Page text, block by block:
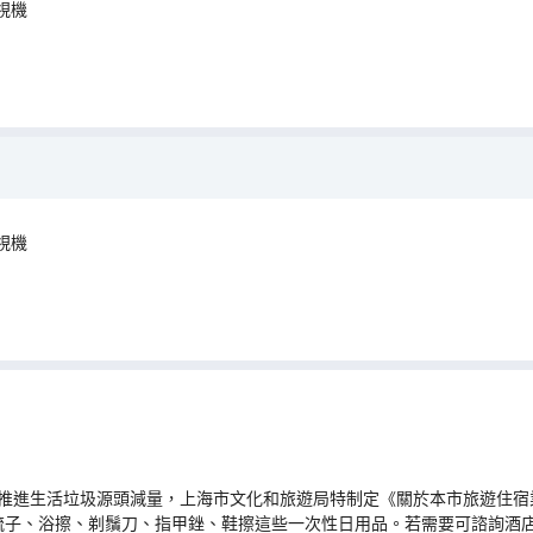
機
機
生活垃圾源頭減量，上海市文化和旅遊局特制定《關於本市旅遊住
、浴擦、剃鬚刀、指甲銼、鞋擦這些一次性日用品。若需要可諮詢酒